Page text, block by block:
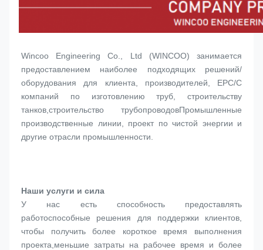
Wincoo Engineering Co., Ltd (WINCOO) занимается
предоставлением наиболее подходящих решений/
оборудования для клиента, производителей, EPC/C
компаний по изготовлению труб, строительству
танков,строительство трубопроводовПромышленные
производственные линии, проект по чистой энергии и
другие отрасли промышленности.
Наши услуги и сила
У нас есть способность предоставлять
работоспособные решения для поддержки клиентов,
чтобы получить более короткое время выполнения
проекта,меньшие затраты на рабочее время и более